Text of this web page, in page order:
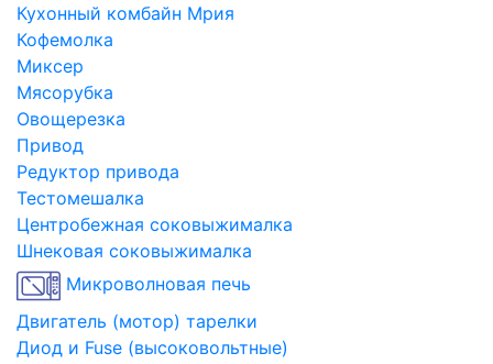
Кухонный комбайн Мрия
Кофемолка
Миксер
Мясорубка
Овощерезка
Привод
Редуктор привода
Тестомешалка
Центробежная соковыжималка
Шнековая соковыжималка
Микроволновая печь
Двигатель (мотор) тарелки
Диод и Fuse (высоковольтные)